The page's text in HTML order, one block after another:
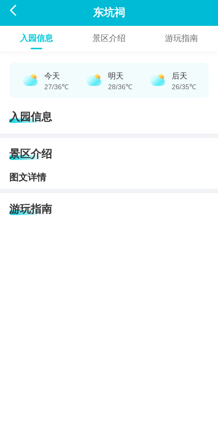
 东坑祠
入园信息 景区介绍 游玩指南
今天
27/36℃
明天
28/36℃
后天
26/35℃
入园信息
景区介绍
图文详情
游玩指南